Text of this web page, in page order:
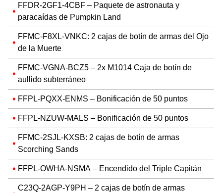
FFDR-2GF1-4CBF – Paquete de astronauta y
paracaídas de Pumpkin Land
FFMC-F8XL-VNKC: 2 cajas de botín de armas del Ojo
de la Muerte
FFMC-VGNA-BCZ5 – 2x M1014 Caja de botín de
aullido subterráneo
FFPL-PQXX-ENMS – Bonificación de 50 puntos
FFPL-NZUW-MALS – Bonificación de 50 puntos
FFMC-2SJL-KXSB: 2 cajas de botín de armas
Scorching Sands
FFPL-OWHA-NSMA – Encendido del Triple Capitán
C23Q-2AGP-Y9PH – 2 cajas de botín de armas